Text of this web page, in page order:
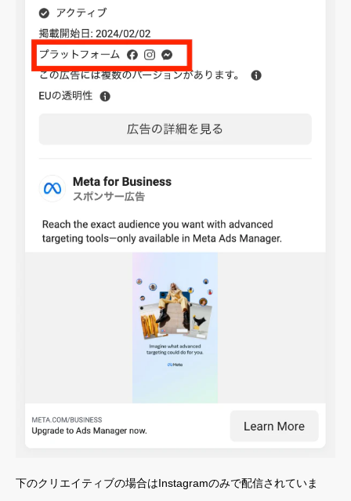
下のクリエイティブの場合はInstagramのみで配信されていま